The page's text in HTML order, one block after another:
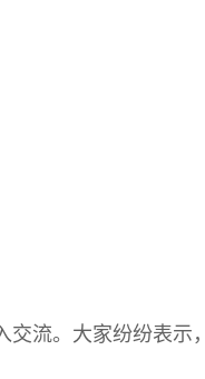
流。大家纷纷表示